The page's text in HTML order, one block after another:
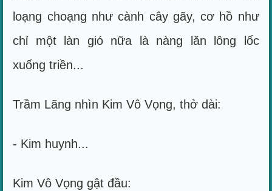
loạng choạng như cành cây gãy, cơ hồ như
chỉ một làn gió nữa là nàng lăn lông lốc
xuống triền...
Trầm Lãng nhìn Kim Vô Vọng, thở dài:
- Kim huynh...
Kim Vô Vọng gật đầu: